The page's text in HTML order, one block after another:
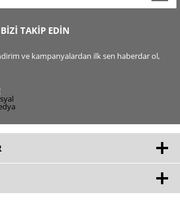
TAKİP EDİN
ve kampanyalardan ilk sen haberdar ol,